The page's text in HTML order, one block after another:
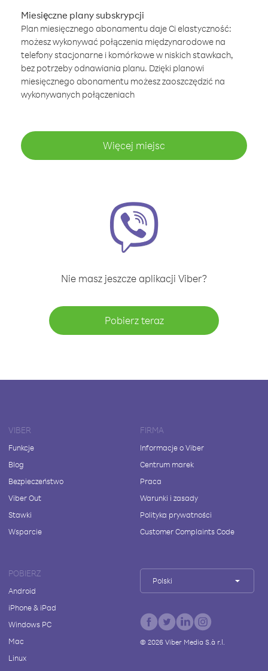
Miesięczne plany subskrypcji
Plan miesięcznego abonamentu daje Ci elastyczność:
możesz wykonywać połączenia międzynarodowe na
telefony stacjonarne i komórkowe w niskich stawkach,
bez potrzeby odnawiania planu. Dzięki planowi
miesięcznego abonamentu możesz zaoszczędzić na
wykonywanych połączeniach
Więcej miejsc
Nie masz jeszcze aplikacji Viber?
Pobierz teraz
VIBER
Funkcje
Blog
Bezpieczeństwo
Viber Out
Stawki
Wsparcie
FIRMA
Informacje o Viber
Centrum marek
Praca
Warunki i zasady
Polityka prywatności
Customer Complaints Code
POBIERZ
Android
iPhone & iPad
Windows PC
Mac
Linux
Polski
© 2026Viber Media S.à r.l.